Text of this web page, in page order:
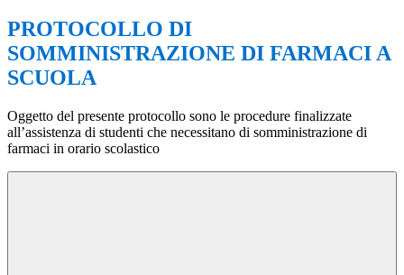
PROTOCOLLO DI
SOMMINISTRAZIONE DI FARMACI A
SCUOLA
Oggetto del presente protocollo sono le procedure finalizzate
all’assistenza di studenti che necessitano di somministrazione di
farmaci in orario scolastico